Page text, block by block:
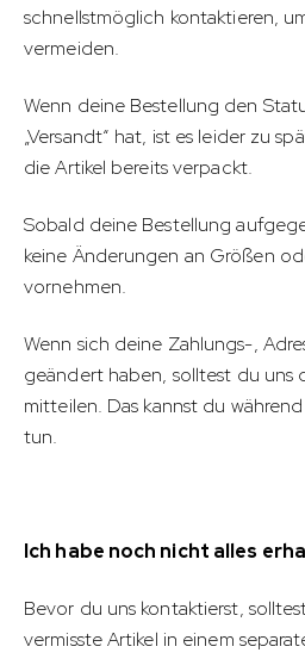
schnellstmöglich kontaktieren,
vermeiden.
Wenn deine Bestellung den
„Versandt“ hat, ist es leider zu
die Artikel bereits verpackt.
Sobald deine Bestellung
keine Änderungen an Größen
vornehmen.
Wenn sich deine Zahlungs-,
geändert haben, solltest du uns
mitteilen. Das kannst du
tun.
Ich habe noch nicht alles
Bevor du uns kontaktierst,
vermisste Artikel in einem